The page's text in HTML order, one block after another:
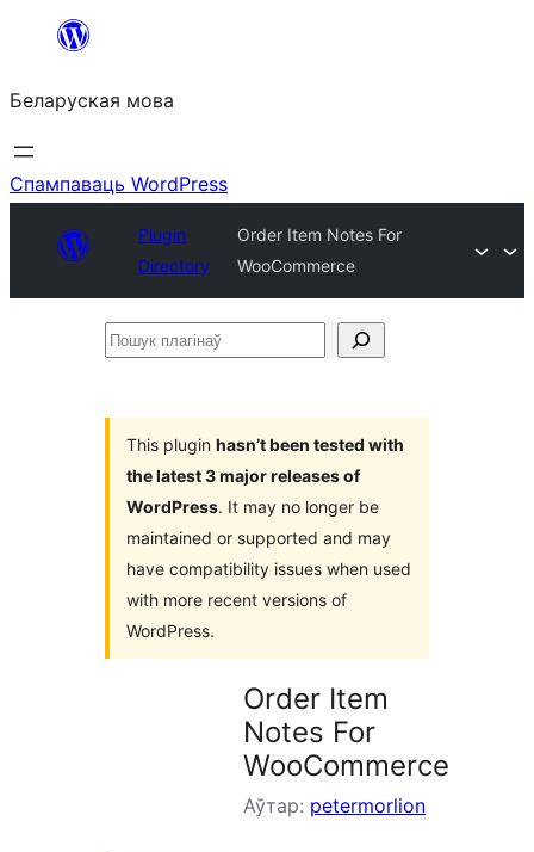
Перайсці
змесціва
Беларуская мова
Спампаваць WordPress
Plugin
Directory
Order Item Notes For
WooCommerce
Пошук
This plugin hasn’t been tested with
the latest 3 major releases of
WordPress. It may no longer be
maintained or supported and may
have compatibility issues when used
with more recent versions of
WordPress.
Order Item
Notes For
WooCommerce
Аўтар: petermorlion